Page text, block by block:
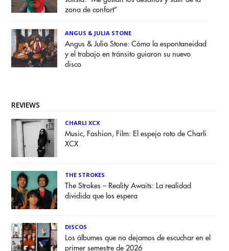
zona de confort”
ANGUS & JULIA STONE
Angus & Julia Stone: Cómo la espontaneidad
y el trabajo en tránsito guiaron su nuevo
disco
REVIEWS
CHARLI XCX
Music, Fashion, Film: El espejo roto de Charli
XCX
THE STROKES
The Strokes – Reality Awaits: La realidad
dividida que los espera
DISCOS
Los álbumes que no dejamos de escuchar en el
primer semestre de 2026